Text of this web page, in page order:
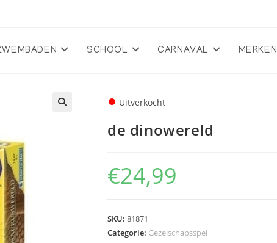
SCHOOL CARNAVAL MERKEN
● Uitverkocht
de dinowereld
€24,99
SKU: 81871
Categorie: Gezelschapsspel